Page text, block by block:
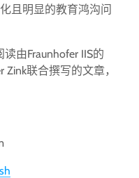
且明显的教育鸿沟问
由Fraunhofer IIS的
Zink联合撰写的文章，